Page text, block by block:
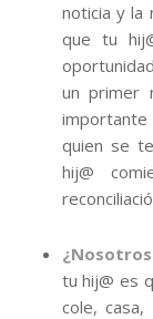
noticia y la
que tu
un primer
quien se
hij@
tu hij@ es
cole,